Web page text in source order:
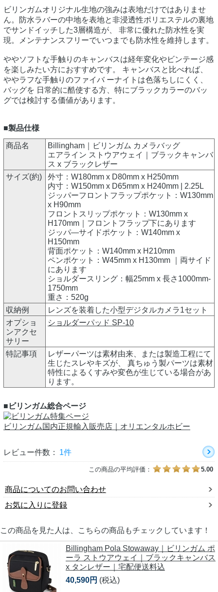
ビリンガムオリジナル生地の強みは表地だけではありませ
ん。防水ラバーの中地を表地と非浸透性ポリエステルの裏地
でサンドイッチした3層構造が、 非常に優れた防水性を実
現。メンテナンスフリーでいつまでも防水性を維持します。
ややソフトな手触りのキャンバスは経年変化やビンテージ感
を楽しみたい方におすすめです。 キャンバスと比べれば、
ややラフな手触りのファイバ ーナイトは色落ちしにくく、
バッグを 日常的に酷使する方、特にブラックカラーのバッ
グでは検討する価値があります。
■製品仕様
商品名
Billingham｜ビリンガム カメラバッグ
エアライン ストウアウェイ｜ブラックキャンバ
ス x ブラックレザー
サイズ(約)
外寸：W180mm x D80mm x H250mm
内寸：W150mm x D65mm x H240mm | 2.25L
ジッパーフロントフラップポケット：W130mm
x H90mm
フロントスリップポケット：W130mm x
H170mm｜フロントフラップ下にあります
ジッパ―サイドポケット：W140mm x
H150mm
背面ポケット：W140mm x H210mm
ペンポケット：W45mm x H130mm ｜両サイド
にあります
ショルダースリング：幅25mm x 長さ1000mm-
1750mm
重さ：520g
収納例
レンズを装着した小型デジタルカメラ1セット
オプショ
ンアクセ
サリー
ショルダーパッド SP-10
特記事項
レザーパーツは素材由来、または製造工程にて
生じたスレやキズが、 真ちゅう製パーツは素材
特性によるくすみや変色が生じている場合があ
ります。
■ビリンガム総合ページ
ビリンガム国内正規輸入販売店｜オリエンタルホビー
レビュー件数： 1件
この商品の平均評価： 5.00
商品についてのお問い合わせ
お気に入りに登録
この商品を見た人は、こちらの商品もチェックしています！
Billingham Pola Stowaway｜ビリンガム ポ
ーラ ストウアウェイ｜ブラックキャンバス
x タンレザー｜宅配便送料込
40,590円 (税込)